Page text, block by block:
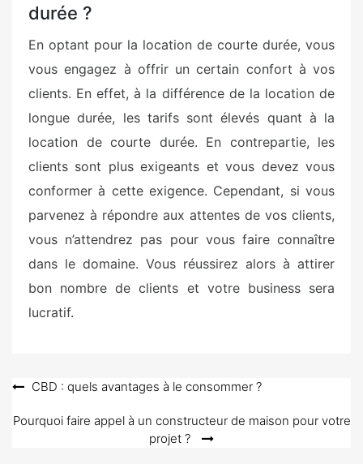
durée ?
En optant pour la location de courte durée, vous
vous engagez à offrir un certain confort à vos
clients. En effet, à la différence de la location de
longue durée, les tarifs sont élevés quant à la
location de courte durée. En contrepartie, les
clients sont plus exigeants et vous devez vous
conformer à cette exigence. Cependant, si vous
parvenez à répondre aux attentes de vos clients,
vous n’attendrez pas pour vous faire connaître
dans le domaine. Vous réussirez alors à attirer
bon nombre de clients et votre business sera
lucratif.
Navigation
de
CBD : quels avantages à le consommer ?
Pourquoi faire appel à un constructeur de maison pour votre
projet ?